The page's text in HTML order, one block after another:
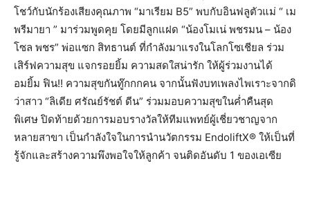
โชว์กับนักร้องเสียงคุณภาพ “มาเรียม B5” พบกับอินฟลูตัวแม่ “ เม
พรีมายา ” มาร่วมพูดคุย โดยมีลูกแฝด “น้องโมเน่ พชรมน – น้อง
โซล พชร” พ่อแซก สิทธานต์ ที่กำลังมาแรงในโลกโซเชียล ร่วม
เสิร์ฟความสุข แจกรอยยิ้ม ความสดใสน่ารัก ให้ผู้ร่วมงานได้
อมยิ้ม ฟิน!! ความสุขกันทู๊กกกคน จากนั้นฟังบทเพลงไพเราะจากดิ
ว่าสาว “ลิเดีย ศรัณย์รัชต์ ดีน” ร่วมมอบความสุขในค่ำคืนสุด
พิเศษ ปิดท้ายด้วยการมอบรางวัลให้ทีมแพทย์ผู้เชี่ยวชาญจาก
หลายสาขา เป็นกำลังใจในการนำนวัตกรรม EndoliftX® ให้เป็นที่
รู้จักและสร้างความพึงพอใจให้ลูกค้า จนติดอันดับ 1 ของเอเซีย